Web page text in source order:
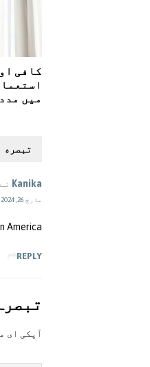
کافی
میں
تبصره
Kanika
مارچ 26, 2024 وقت 4:17 صبح
America
REPLY
آپکی ای